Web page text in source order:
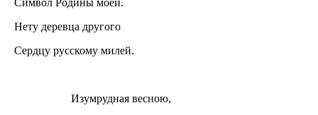
Символ Родины моей.
Нету деревца другого
Сердцу русскому милей.
Изумрудная весною,